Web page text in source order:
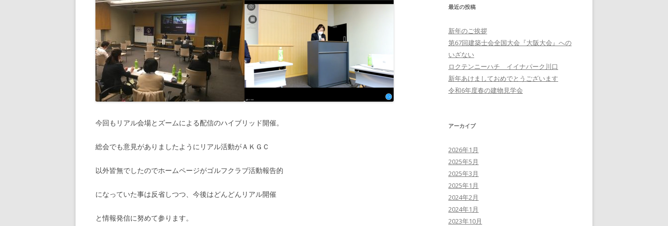
今回もリアル会場とズームによる配信のハイブリッド開催。
総会でも意見がありましたようにリアル活動がＡＫＧＣ
以外皆無でしたのでホームページがゴルフクラブ活動報告的
になっていた事は反省しつつ、今後はどんどんリアル開催
と情報発信に努めて参ります。
最近の投稿
新年のご挨拶
第67回建築士会全国大会『大阪大会』への
いざない
ロクテンニーハチ イイナパーク川口
新年あけましておめでとうございます
令和6年度春の建物見学会
アーカイブ
2026年1月
2025年5月
2025年3月
2025年1月
2024年2月
2024年1月
2023年10月